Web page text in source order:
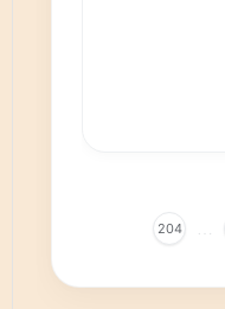
…
204